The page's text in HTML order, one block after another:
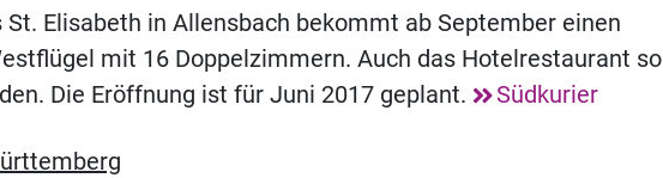
St. Elisabeth in Allensbach bekommt ab September einen
mit 16 Doppelzimmern. Auch das Hotelrestaurant soll
Die Eröffnung ist für Juni 2017 geplant.
Südkurier